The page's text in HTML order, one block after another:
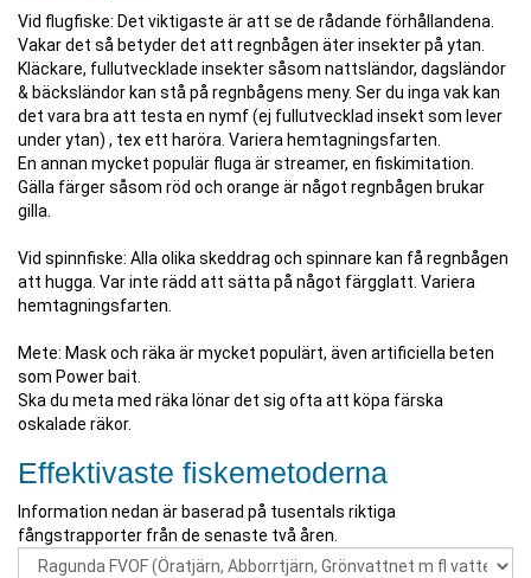
Vid flugfiske: Det viktigaste är att se de rådande förhållandena.
Vakar det så betyder det att regnbågen äter insekter på ytan.
Kläckare, fullutvecklade insekter såsom nattsländor, dagsländor
& bäcksländor kan stå på regnbågens meny. Ser du inga vak kan
det vara bra att testa en nymf (ej fullutvecklad insekt som lever
under ytan) , tex ett haröra. Variera hemtagningsfarten.
En annan mycket populär fluga är streamer, en fiskimitation.
Gälla färger såsom röd och orange är något regnbågen brukar
gilla.
Vid spinnfiske: Alla olika skeddrag och spinnare kan få regnbågen
att hugga. Var inte rädd att sätta på något färgglatt. Variera
hemtagningsfarten.
Mete: Mask och räka är mycket populärt, även artificiella beten
som Power bait.
Ska du meta med räka lönar det sig ofta att köpa färska
oskalade räkor.
Effektivaste fiskemetoderna
Information nedan är baserad på tusentals riktiga
fångstrapporter från de senaste två åren.